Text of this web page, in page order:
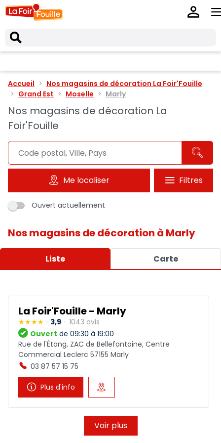
Accueil
Nos magasins de décoration La Foir'Fouille
Grand Est
Moselle Marly
Nos magasins de décoration La
Foir'Fouille
Me localiser Filtres
Ouvert actuellement
Nos magasins de décoration à Marly
Liste Carte
La Foir'Fouille - Marly
3,9
1043 avis
Ouvert de 09:30 à 19:00
Rue de l'Étang, ZAC de Bellefontaine, Centre
Commercial Leclerc 57155 Marly
03 87 57 15 75
Plus d'info
Voir plus